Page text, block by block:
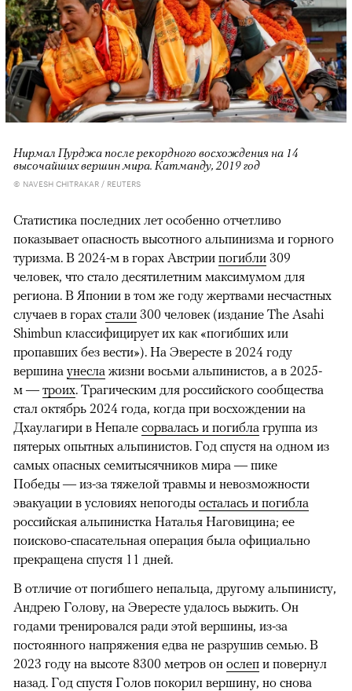
Нирмал Пурджа после рекордного восхождения на 14
высочайших вершин мира. Катманду, 2019 год
© NAVESH CHITRAKAR / REUTERS
Статистика последних лет особенно отчетливо
показывает опасность высотного альпинизма и горного
туризма. В 2024-м в горах Австрии погибли 309
человек, что стало десятилетним максимумом для
региона. В Японии в том же году жертвами несчастных
случаев в горах стали 300 человек (издание The Asahi
Shimbun классифицирует их как «погибших или
пропавших без вести»). На Эвересте в 2024 году
вершина унесла жизни восьми альпинистов, а в 2025-
м — троих. Трагическим для российского сообщества
стал октябрь 2024 года, когда при восхождении на
Дхаулагири в Непале сорвалась и погибла группа из
пятерых опытных альпинистов. Год спустя на одном из
самых опасных семитысячников мира — пике
Победы — из-за тяжелой травмы и невозможности
эвакуации в условиях непогоды осталась и погибла
российская альпинистка Наталья Наговицина; ее
поисково-спасательная операция была официально
прекращена спустя 11 дней.
В отличие от погибшего непальца, другому альпинисту,
Андрею Голову, на Эвересте удалось выжить. Он
годами тренировался ради этой вершины, из-за
постоянного напряжения едва не разрушив семью. В
2023 году на высоте 8300 метров он ослеп и повернул
назад. Год спустя Голов покорил вершину, но снова